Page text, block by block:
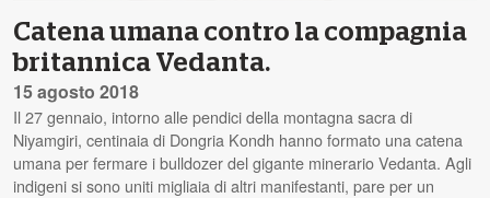
Catena umana contro la compagnia
britannica Vedanta.
15 agosto 2018
Il 27 gennaio, intorno alle pendici della montagna sacra di
Niyamgiri, centinaia di Dongria Kondh hanno formato una catena
umana per fermare i bulldozer del gigante minerario Vedanta. Agli
indigeni si sono uniti migliaia di altri manifestanti, pare per un